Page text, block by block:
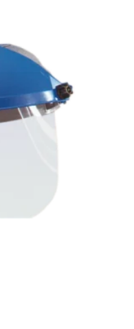
Favoriten
hinzufügen